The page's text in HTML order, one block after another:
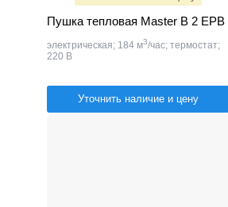
Пушка тепловая Master B 2 EPB
электрическая; 184 м3/час; термостат;
220 В
Уточнить наличие и цену